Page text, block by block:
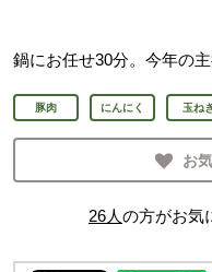
鍋にお任せ30分。今年の
豚肉 にんにく 玉ね
お
26人の方がお気